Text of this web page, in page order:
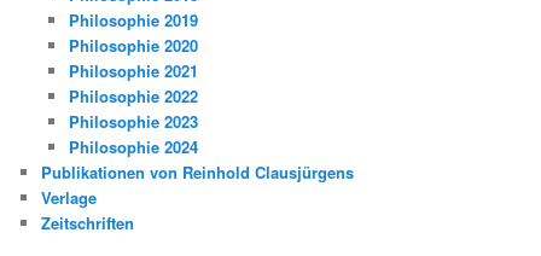
Philosophie 2019
Philosophie 2020
Philosophie 2021
Philosophie 2022
Philosophie 2023
Philosophie 2024
Publikationen von Reinhold Clausjürgens
Verlage
Zeitschriften